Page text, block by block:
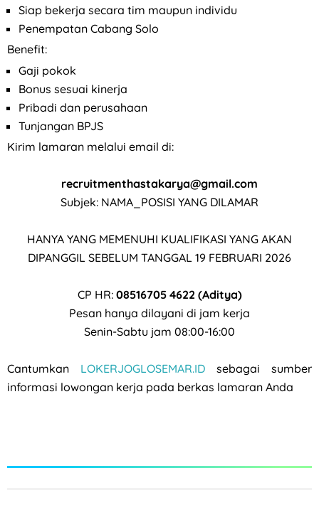
Siap bekerja secara tim maupun individu
Penempatan Cabang Solo
Benefit:
Gaji pokok
Bonus sesuai kinerja
Pribadi dan perusahaan
Tunjangan BPJS
Kirim lamaran melalui email di:
recruitmenthastakarya@gmail.com
Subjek: NAMA_POSISI YANG DILAMAR
HANYA YANG MEMENUHI KUALIFIKASI YANG AKAN
DIPANGGIL SEBELUM TANGGAL 19 FEBRUARI 2026
CP HR:08516705 4622 (Aditya)
Pesan hanya dilayani di jam kerja
Senin-Sabtu jam 08:00-16:00
Cantumkan LOKERJOGLOSEMAR.ID sebagai sumber
informasi lowongan kerja pada berkas lamaran Anda